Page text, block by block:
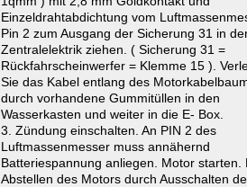
Einzeldrahtabdichtung vom
Pin 2 zum Ausgang der Sicherung 31 in
Zentralelektrik ziehen. ( Sicherung 31 =
Rückfahrscheinwerfer = Klemme 15 ).
Sie das Kabel entlang des
durch vorhandene Gummitüllen in den
Wasserkasten und weiter in die E- Box.
3. Zündung einschalten. An PIN 2 des
Luftmassenmesser muss annähernd
Batteriespannung anliegen. Motor starten.
Abstellen des Motors durch Ausschalten